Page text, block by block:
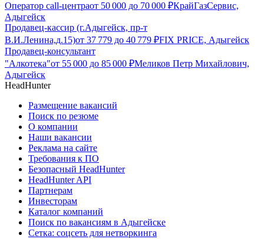
Оператор call-центраот 50 000 до 70 000 ₽КрайГазСервис,
Адыгейск
Продавец-кассир (г.Адыгейск, пр-т
В.И.Ленина,д.15)от 37 779 до 40 779 ₽FIX PRICE, Адыгейск
Продавец-консультант
"Алкотека"от 55 000 до 85 000 ₽Меликов Петр Михайлович,
Адыгейск
HeadHunter
Размещение вакансий
Поиск по резюме
О компании
Наши вакансии
Реклама на сайте
Требования к ПО
Безопасный HeadHunter
HeadHunter API
Партнерам
Инвесторам
Каталог компаний
Поиск по вакансиям в Адыгейске
Сетка: соцсеть для нетворкинга